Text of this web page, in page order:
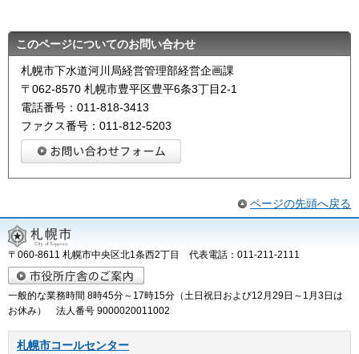
このページについてのお問い合わせ
札幌市下水道河川局経営管理部経営企画課
〒062-8570 札幌市豊平区豊平6条3丁目2-1
電話番号：011-818-3413
ファクス番号：011-812-5203
ページの先頭へ戻る
〒060-8611 札幌市中央区北1条西2丁目 代表電話：011-211-2111
一般的な業務時間 8時45分～17時15分（土日祝日および12月29日～1月3日は
お休み） 法人番号 9000020011002
札幌市コールセンター